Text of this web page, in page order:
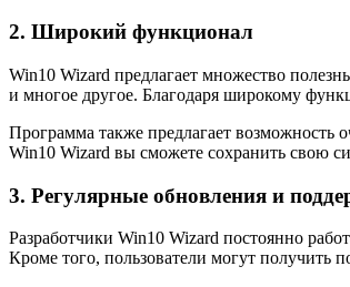
2. Широкий функционал
Win10 Wizard предлагает множество
и многое другое. Благодаря широкому
Программа также предлагает
Win10 Wizard вы сможете сохранить свою
3. Регулярные обновления и
Разработчики Win10 Wizard постоянно
Кроме того, пользователи могут получить